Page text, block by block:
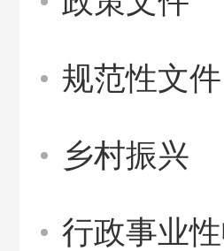
规范性文件
乡村振兴
行政事业